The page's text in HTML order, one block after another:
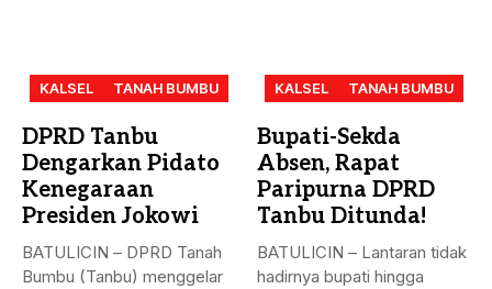
KALSEL TANAH BUMBU
DPRD Tanbu
Dengarkan Pidato
Kenegaraan
Presiden Jokowi
BATULICIN – DPRD Tanah
Bumbu (Tanbu) menggelar
KALSEL TANAH BUMBU
Bupati-Sekda
Absen, Rapat
Paripurna DPRD
Tanbu Ditunda!
BATULICIN – Lantaran tidak
hadirnya bupati hingga